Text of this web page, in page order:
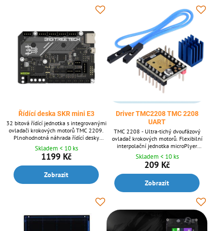
Řídící deska SKR mini E3
32 bitová řídící jednotka s integrovanými
ovladači krokových motorů TMC 2209.
Plnohodnotná náhrada řídící desky
Creality 1.1.4 v tiskárnách Ender 3 a
Ender 3 pro. Deska je přednastavena pro
Ender, snadný upgrade firmware pomocí
SD karty. V desce jsou integrované
výkonné a velmi tiché drivery TMC2209
Skladem < 10 ks
1199 Kč
Zobrazit
Driver TMC2208 TMC 2208
UART
TMC 2208 - Ultra-tichý dvoufázový
ovladač krokových motorů. Flexibilní
interpolační jednotka microPlyer
poskytuje až 256 mikrokrokování.
Podporuje UART režim.
Skladem < 10 ks
209 Kč
Zobrazit